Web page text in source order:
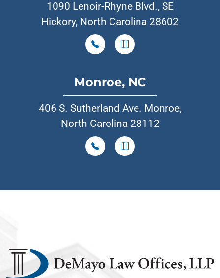
1090 Lenoir-Rhyne Blvd., SE
Hickory, North Carolina 28602
Monroe, NC
406 S. Sutherland Ave. Monroe,
North Carolina 28112